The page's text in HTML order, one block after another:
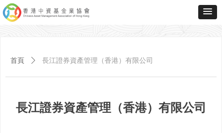
長江證券資產管理（香港）有限公司
首頁 ꄲ 長江證券資產管理（香港）有限公司